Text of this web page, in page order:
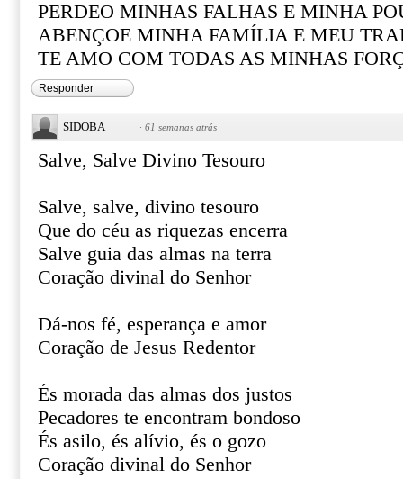
PERDEO MINHAS FALHAS E MINHA
ABENÇOE MINHA FAMÍLIA E MEU
TE AMO COM TODAS AS MINHAS
Responder
SIDOBA · 61 semanas atrás
Salve, Salve Divino Tesouro
Salve, salve, divino tesouro
Que do céu as riquezas encerra
Salve guia das almas na terra
Coração divinal do Senhor
Dá-nos fé, esperança e amor
Coração de Jesus Redentor
És morada das almas dos justos
Pecadores te encontram bondoso
És asilo, és alívio, és o gozo
Coração divinal do Senhor